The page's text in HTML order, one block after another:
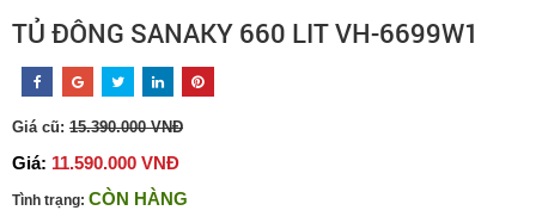
TỦ ĐÔNG SANAKY 660 LIT VH-6699W1
Giá cũ: 15.390.000 VNĐ
Giá: 11.590.000 VNĐ
Tình trạng: CÒN HÀNG